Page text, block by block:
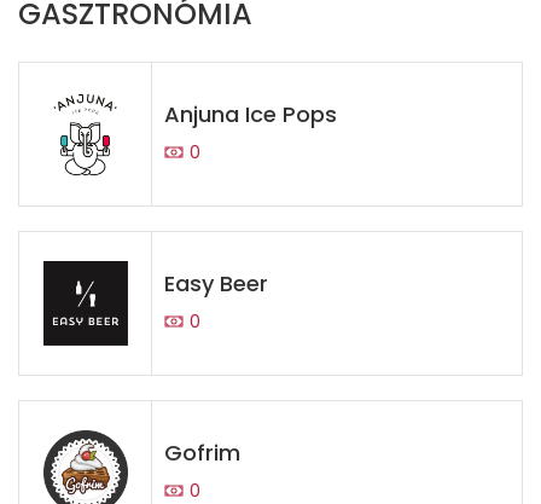
GASZTRONÓMIA
Anjuna Ice Pops
0
Easy Beer
0
Gofrim
0